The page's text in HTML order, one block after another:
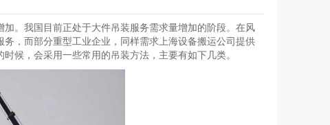
。我国目前正处于大件吊装服务需求量增加的阶段。在风
，而部分重型工业企业，同样需求上海设备搬运公司提供
时候，会采用一些常用的吊装方法，主要有如下几类。